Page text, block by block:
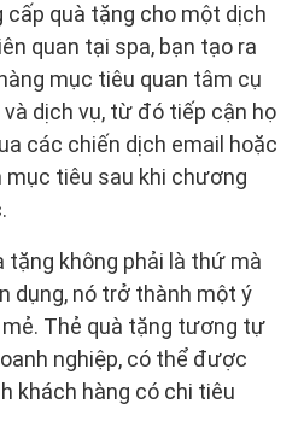
cấp quà tặng cho một dịch
quan tại spa, bạn tạo ra
mục tiêu quan tâm cụ
dịch vụ, từ đó tiếp cận họ
các chiến dịch email hoặc
tiêu sau khi chương
tặng không phải là thứ mà
dụng, nó trở thành một ý
Thẻ quà tặng tương tự
nghiệp, có thể được
khách hàng có chi tiêu